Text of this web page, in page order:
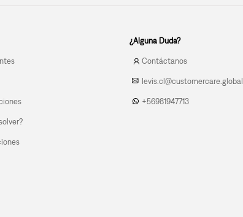
¿Alguna Duda?
Contáctanos
levis.cl@customercare.global
+56981947713